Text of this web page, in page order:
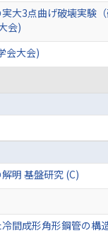
大3点曲げ破壊実
会)
会大会)
明 基盤研究 (C)
間成形角形鋼管の